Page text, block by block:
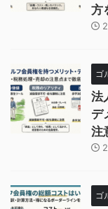
方
ゴ
法
デ
注
ゴ